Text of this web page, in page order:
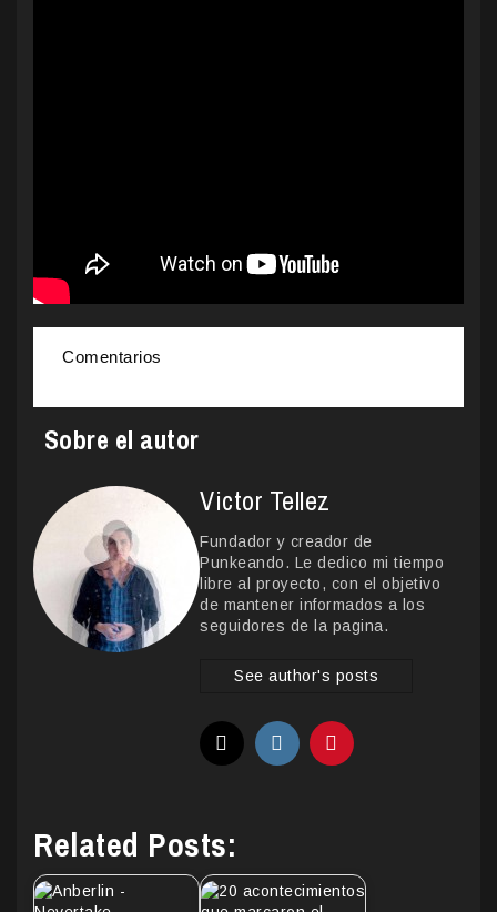
Comentarios
Sobre el autor
Victor Tellez
Fundador y creador de
Punkeando. Le dedico mi tiempo
libre al proyecto, con el objetivo
de mantener informados a los
seguidores de la pagina.
See author's posts
Related Posts: